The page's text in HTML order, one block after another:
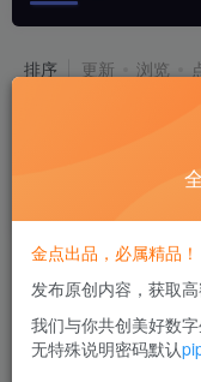
排序 更新 浏览
金点出品，必属精品！
发布原创内容，获取高
我们与你共创美好数字
无特殊说明密码默认